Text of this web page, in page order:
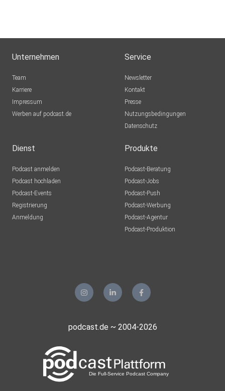
Unternehmen
Team
Karriere
Impressum
Werben auf podcast.de
Service
Newsletter
Kontakt
Presse
Nutzungsbedingungen
Datenschutz
Dienst
Podcast anmelden
Podcast hochladen
Podcast-Events
Registrierung
Anmeldung
Produkte
Podcast-Beratung
Podcast-Jobs
Podcast-Push
Podcast-Werbung
Podcast-Agentur
Podcast-Produktion
podcast.de ~ 2004-2026